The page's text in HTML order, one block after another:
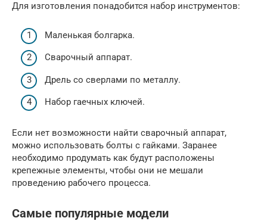
Для изготовления понадобится набор инструментов:
Маленькая болгарка.
Сварочный аппарат.
Дрель со сверлами по металлу.
Набор гаечных ключей.
Если нет возможности найти сварочный аппарат,
можно использовать болты с гайками. Заранее
необходимо продумать как будут расположены
крепежные элементы, чтобы они не мешали
проведению рабочего процесса.
Самые популярные модели